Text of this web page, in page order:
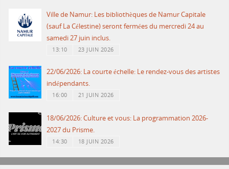
Ville de Namur: Les bibliothèques de Namur Capitale
(sauf La Célestine) seront fermées du mercredi 24 au
samedi 27 juin inclus.
13:10 23 JUIN 2026
22/06/2026: La courte échelle: Le rendez-vous des artistes
indépendants.
16:00 21 JUIN 2026
18/06/2026: Culture et vous: La programmation 2026-
2027 du Prisme.
14:30 18 JUIN 2026